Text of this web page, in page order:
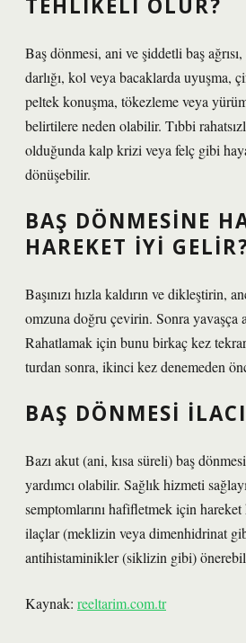
TEHLIKELI OLUR?
Baş dönmesi, ani ve şiddetli baş ağrısı,
darlığı, kol veya bacaklarda uyuşma,
peltek konuşma, tökezleme veya
belirtilere neden olabilir. Tıbbi
olduğunda kalp krizi veya felç gibi
dönüşebilir.
BAŞ DÖNMESINE
HAREKET IYI
Başınızı hızla kaldırın ve dikleştirin,
omzuna doğru çevirin. Sonra yavaşça
Rahatlamak için bunu birkaç kez
turdan sonra, ikinci kez denemeden
BAŞ DÖNMESI
Bazı akut (ani, kısa süreli) baş
yardımcı olabilir. Sağlık hizmeti
semptomlarını hafifletmek için hareket
ilaçlar (meklizin veya dimenhidrinat
antihistaminikler (siklizin gibi)
Kaynak: reeltarim.com.tr